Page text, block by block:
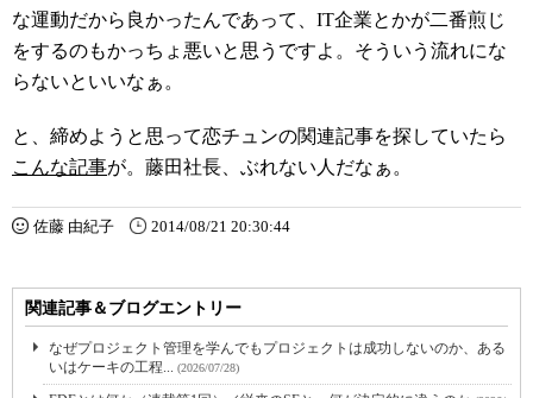
な運動だから良かったんであって、IT企業とかが二番煎じ
をするのもかっちょ悪いと思うですよ。そういう流れにな
らないといいなぁ。
と、締めようと思って恋チュンの関連記事を探していたら
こんな記事が。藤田社長、ぶれない人だなぁ。
佐藤 由紀子 2014/08/21 20:30:44
関連記事＆ブログエントリー
なぜプロジェクト管理を学んでもプロジェクトは成功しないのか、ある
いはケーキの工程... (2026/07/28)